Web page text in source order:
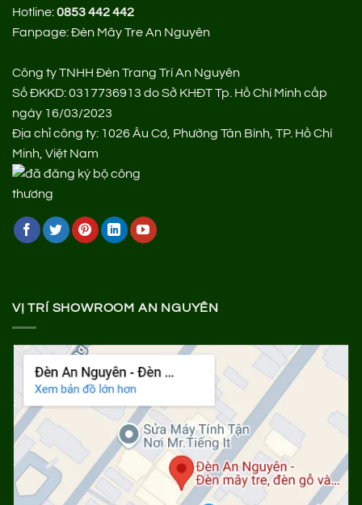
Hotline:0853 442 442
Fanpage:Đèn Mây Tre An Nguyên
Công ty TNHH Đèn Trang Trí An Nguyên
Số ĐKKD: 0317736913 do Sở KHĐT Tp. Hồ Chí Minh cấp
ngày 16/03/2023
Địa chỉ công ty: 1026 Âu Cơ, Phường Tân Bình, TP. Hồ Chí
Minh, Việt Nam
VỊ TRÍ SHOWROOM AN NGUYÊN